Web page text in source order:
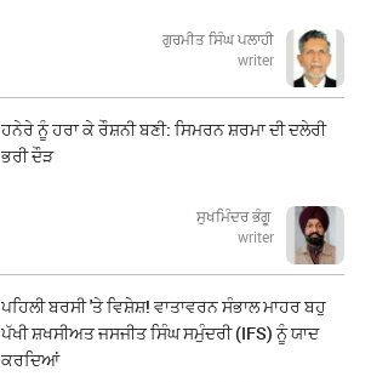
ਗੁਰਮੀਤ ਸਿੰਘ ਪਲਾਹੀ
writer
ਹਨੇਰੇ ਨੂੰ ਹਰਾ ਕੇ ਰੌਸ਼ਨੀ ਬਣੀ: ਸਿਮਰਨ ਸ਼ਰਮਾ ਦੀ ਦਲੇਰੀ
ਭਰੀ ਦੌੜ
ਸੁਖਮਿੰਦਰ ਭੰਗੂ
writer
ਪਹਿਲੀ ਬਰਸੀ 'ਤੇ ਵਿਸ਼ੇਸ਼! ਵਾਤਾਵਰਨ ਸੰਭਾਲ ਮਾਹਰ ਬਹੁ
ਪੱਖੀ ਸ਼ਖਸੀਅਤ ਜਸਜੀਤ ਸਿੰਘ ਸਮੁੰਦਰੀ (IFS) ਨੂੰ ਯਾਦ
ਕਰਦਿਆਂ